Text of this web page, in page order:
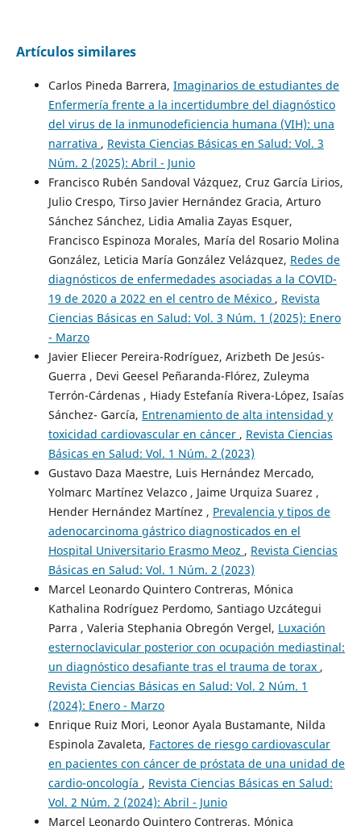
Artículos similares
Carlos Pineda Barrera, Imaginarios de estudiantes de
Enfermería frente a la incertidumbre del diagnóstico
del virus de la inmunodeficiencia humana (VIH): una
narrativa , Revista Ciencias Básicas en Salud: Vol. 3
Núm. 2 (2025): Abril - Junio
Francisco Rubén Sandoval Vázquez, Cruz García Lirios,
Julio Crespo, Tirso Javier Hernández Gracia, Arturo
Sánchez Sánchez, Lidia Amalia Zayas Esquer,
Francisco Espinoza Morales, María del Rosario Molina
González, Leticia María González Velázquez, Redes de
diagnósticos de enfermedades asociadas a la COVID-
19 de 2020 a 2022 en el centro de México , Revista
Ciencias Básicas en Salud: Vol. 3 Núm. 1 (2025): Enero
- Marzo
Javier Eliecer Pereira-Rodríguez, Arizbeth De Jesús-
Guerra , Devi Geesel Peñaranda-Flórez, Zuleyma
Terrón-Cárdenas , Hiady Estefanía Rivera-López, Isaías
Sánchez- García, Entrenamiento de alta intensidad y
toxicidad cardiovascular en cáncer , Revista Ciencias
Básicas en Salud: Vol. 1 Núm. 2 (2023)
Gustavo Daza Maestre, Luis Hernández Mercado,
Yolmarc Martínez Velazco , Jaime Urquiza Suarez ,
Hender Hernández Martínez , Prevalencia y tipos de
adenocarcinoma gástrico diagnosticados en el
Hospital Universitario Erasmo Meoz , Revista Ciencias
Básicas en Salud: Vol. 1 Núm. 2 (2023)
Marcel Leonardo Quintero Contreras, Mónica
Kathalina Rodríguez Perdomo, Santiago Uzcátegui
Parra , Valeria Stephania Obregón Vergel, Luxación
esternoclavicular posterior con ocupación mediastinal:
un diagnóstico desafiante tras el trauma de torax ,
Revista Ciencias Básicas en Salud: Vol. 2 Núm. 1
(2024): Enero - Marzo
Enrique Ruiz Mori, Leonor Ayala Bustamante, Nilda
Espinola Zavaleta, Factores de riesgo cardiovascular
en pacientes con cáncer de próstata de una unidad de
cardio-oncología , Revista Ciencias Básicas en Salud:
Vol. 2 Núm. 2 (2024): Abril - Junio
Marcel Leonardo Quintero Contreras, Mónica